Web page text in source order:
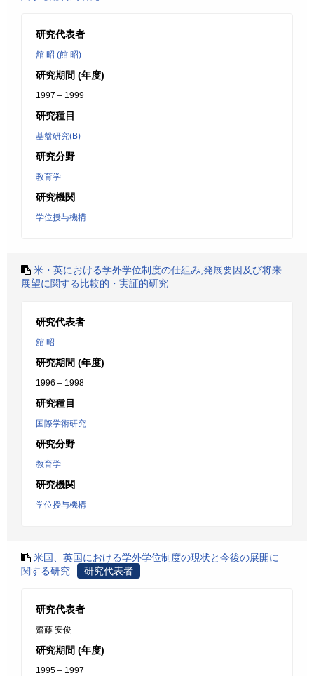
研究代表者
舘 昭 (館 昭)
研究期間 (年度)
1997 – 1999
研究種目
基盤研究(B)
研究分野
教育学
研究機関
学位授与機構
米・英における学外学位制度の仕組み,発展要因及び将来
展望に関する比較的・実証的研究
研究代表者
舘 昭
研究期間 (年度)
1996 – 1998
研究種目
国際学術研究
研究分野
教育学
研究機関
学位授与機構
米国、英国における学外学位制度の現状と今後の展開に
関する研究
研究代表者
研究代表者
齋藤 安俊
研究期間 (年度)
1995 – 1997